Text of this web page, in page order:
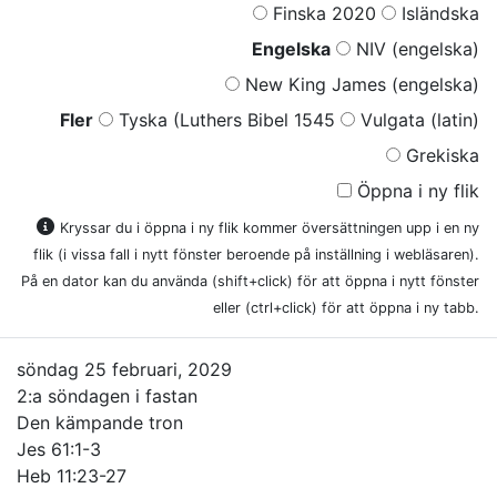
Finska 2020
Isländska
Engelska
NIV (engelska)
New King James (engelska)
Fler
Tyska (Luthers Bibel 1545
Vulgata (latin)
Grekiska
Öppna i ny flik
Kryssar du i öppna i ny flik kommer översättningen upp i en ny
flik (i vissa fall i nytt fönster beroende på inställning i webläsaren).
På en dator kan du använda (shift+click) för att öppna i nytt fönster
eller (ctrl+click) för att öppna i ny tabb.
söndag 25 februari, 2029
2:a söndagen i fastan
Den kämpande tron
Jes 61:1-3
Heb 11:23-27